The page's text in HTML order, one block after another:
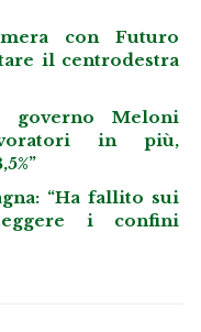
con Futuro
il centrodestra
governo Meloni
in più,
“Ha fallito sui
i confini